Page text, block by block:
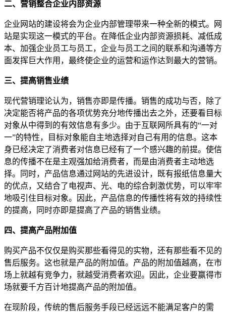
二、营销整合企业内部资源
企业网站的建设将会为企业内部管理带来一种全新的模式。网
站是实现这一模式的平台。在降低企业内部资源损耗、减低成
本、加强企业员工与员工，企业与员工之间的联系和沟通等方
面发挥巨大作用，最终使企业的运营和运作达到最大的营销。
三、提高销售业绩
现代营销理论认为，销售亦即是传播。销售的成功与否，除了
决定能否将产品的各项优势充分地传播出去之外，还要看目标
对象从中得到的有效信息有多少。由于互联网所具有的“一对
一”的特性，目标对象能自主地选择对自己有用的信息。这本
身已经决定了消费者对信息已经有了一个感兴趣的前提。使信
息的传播不在是主观强加给消费者，而是由消费者主动地选
择。同时，产品信息通过网站的先进设计，既有报纸信息量大
的优点，又结合了电视声、光、电的综合刺激优势，可以牢牢
地吸引住目标对象。因此，产品信息的传播性将有效的持续性
的提高，同时亦即是提高了产品的销售业绩。
四、提高产品附加值
购买产品不仅仅是购买那些看得见的实物，还有那些看不见的
售后服务。这也就是产品的附加值。产品的附加值越高，在市
场上就越有竞争力，就越受消费者欢迎。因此，企业要赢得市
场就要千方百计地提高产品的附加值。
在现阶段，传统的售后服务手段已经远远不能满足客户的需